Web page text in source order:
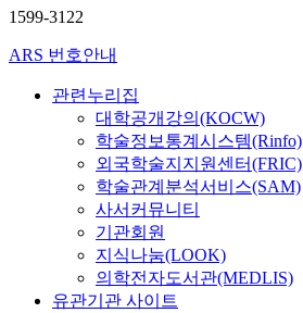
1599-3122
ARS 번호안내
관련누리집
대학공개강의(KOCW)
학술정보통계시스템(Rinfo)
외국학술지지원센터(FRIC)
학술관계분석서비스(SAM)
사서커뮤니티
기관회원
지식나눔(LOOK)
의학전자도서관(MEDLIS)
유관기관 사이트